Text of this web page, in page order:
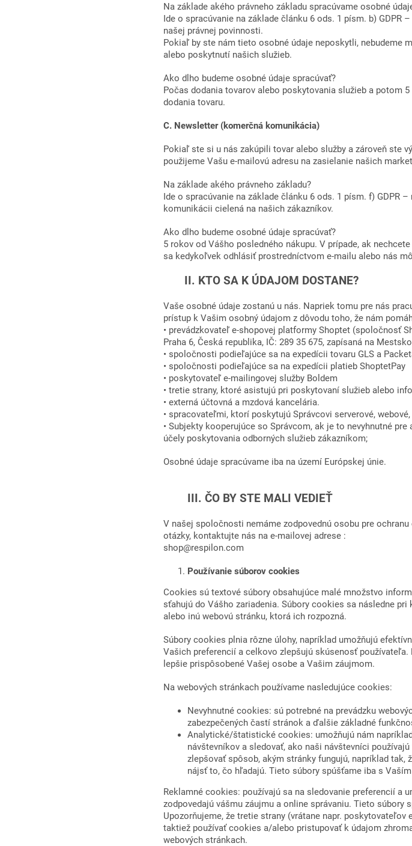
Na základe akého právneho základu spracúvame osobné
Ide o spracúvanie na základe článku 6 ods. 1 písm. b) GDPR
našej právnej povinnosti.
Pokiaľ by ste nám tieto osobné údaje neposkytli, nebudeme
alebo poskytnutí našich služieb.
Ako dlho budeme osobné údaje spracúvať?
Počas dodania tovarov alebo poskytovania služieb a potom
dodania tovaru.
C. Newsletter (komerčná komunikácia)
Pokiaľ ste si u nás zakúpili tovar alebo služby a zároveň ste
použijeme Vašu e-mailovú adresu na zasielanie našich
Na základe akého právneho základu?
Ide o spracúvanie na základe článku 6 ods. 1 písm. f) GDPR
komunikácii cielená na našich zákazníkov.
Ako dlho budeme osobné údaje spracúvať?
5 rokov od Vášho posledného nákupu. V prípade, ak
sa kedykoľvek odhlásiť prostredníctvom e-mailu alebo nás
II. KTO SA K ÚDAJOM DOSTANE?
Vaše osobné údaje zostanú u nás. Napriek tomu pre nás
prístup k Vašim osobný údajom z dôvodu toho, že nám
• prevádzkovateľ e-shopovej platformy Shoptet (spoločnosť
Praha 6, Česká republika, IČ: 289 35 675, zapísaná na
• spoločnosti podieľajúce sa na expedícii tovaru GLS a
• spoločnosti podieľajúce sa na expedícii platieb ShoptetPay
• poskytovateľ e-mailingovej služby Boldem
• tretie strany, ktoré asistujú pri poskytovaní služieb alebo
• externá účtovná a mzdová kancelária.
• spracovateľmi, ktorí poskytujú Správcovi serverové,
• Subjekty kooperujúce so Správcom, ak je to nevyhnutné
účely poskytovania odborných služieb zákazníkom;
Osobné údaje spracúvame iba na území Európskej únie.
III. ČO BY STE MALI VEDIEŤ
V našej spoločnosti nemáme zodpovednú osobu pre
otázky, kontaktujte nás na e-mailovej adrese :
shop@respilon.com
Používanie súborov cookies
Cookies sú textové súbory obsahujúce malé množstvo
sťahujú do Vášho zariadenia. Súbory cookies sa následne
alebo inú webovú stránku, ktorá ich rozpozná.
Súbory cookies plnia rôzne úlohy, napríklad umožňujú
Vašich preferencií a celkovo zlepšujú skúsenosť
lepšie prispôsobené Vašej osobe a Vašim záujmom.
Na webových stránkach používame nasledujúce cookies:
Nevyhnutné cookies: sú potrebné na prevádzku
zabezpečených častí stránok a ďalšie základné
Analytické/štatistické cookies: umožňujú nám
návštevníkov a sledovať, ako naši návštevníci
zlepšovať spôsob, akým stránky fungujú, napríklad tak,
nájsť to, čo hľadajú. Tieto súbory spúšťame iba s
Reklamné cookies: používajú sa na sledovanie preferencií a
zodpovedajú vášmu záujmu a online správaniu. Tieto
Upozorňujeme, že tretie strany (vrátane napr. poskytovateľov
taktiež používať cookies a/alebo pristupovať k údajom
webových stránkach.